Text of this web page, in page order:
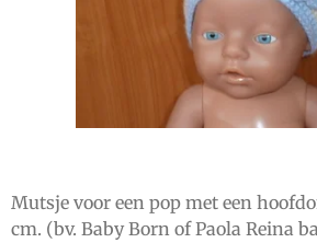
Mutsje voor een pop met een
cm. (bv. Baby Born of Paola Reina